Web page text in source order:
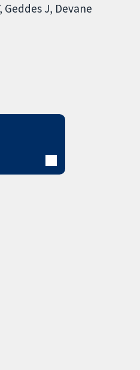
Geddes J Devane